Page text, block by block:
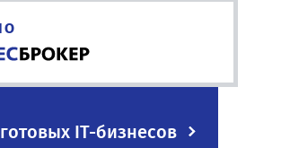
IT-бизнесов